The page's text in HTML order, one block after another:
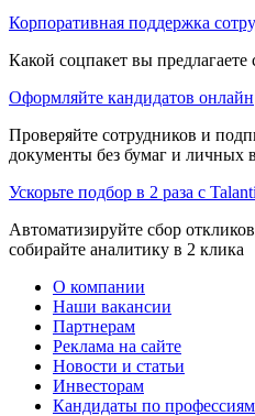
Корпоративная поддержка
Какой соцпакет вы
Оформляйте кандидатов онлайн
Проверяйте сотрудников и
документы без бумаг и личных
Ускорьте подбор в 2 раза с
Автоматизируйте сбор
собирайте аналитику в 2 клика
О компании
Наши вакансии
Партнерам
Реклама на сайте
Новости и статьи
Инвесторам
Кандидаты по профессиям